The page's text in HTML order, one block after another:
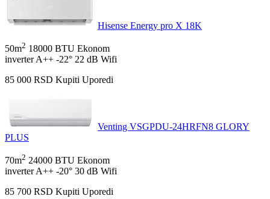
Hisense Energy pro X 18K
50m2 18000 BTU Ekonom
inverter A++ -22° 22 dB Wifi
85 000 RSD Kupiti Uporedi
Venting VSGPDU-24HRFN8 GLORY
PLUS
70m2 24000 BTU Ekonom
inverter A++ -20° 30 dB Wifi
85 700 RSD Kupiti Uporedi